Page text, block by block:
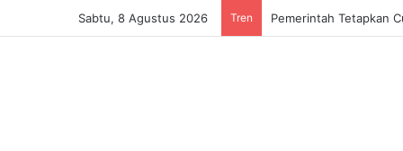
Sabtu, 8 Agustus 2026 Tren Pemerintah Tetapkan